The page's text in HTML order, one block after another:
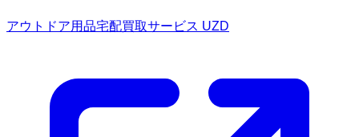
アウトドア用品宅配買取サービス UZD